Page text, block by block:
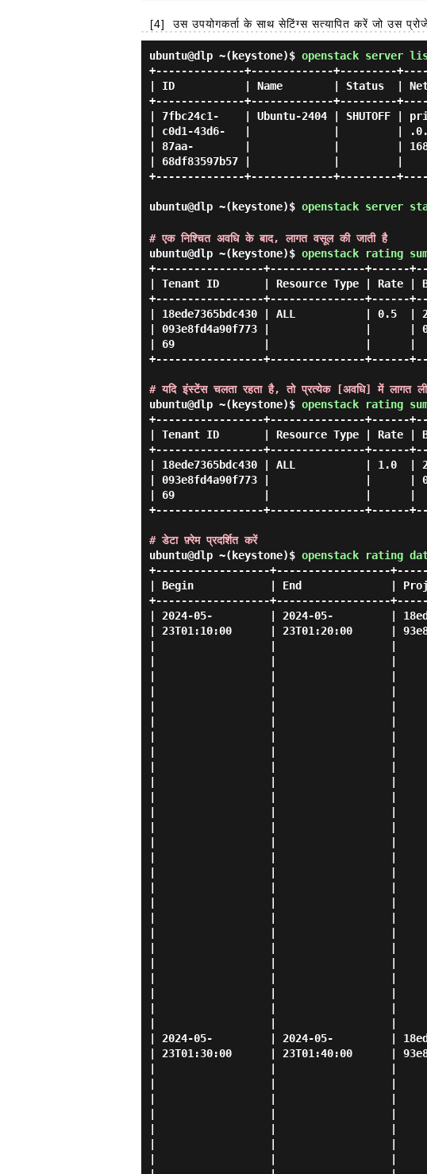
[4] उस उपयोगकर्ता के साथ सेटिंग्स सत्यापित करें जो उस
ubuntu@dlp ~(keystone)$ openstack server
+--------------+-------------+---------
| ID           | Name        | Status  |
+--------------+-------------+---------
| 7fbc24c1-    | Ubuntu-2404 | SHUTOFF |
| c0d1-43d6-   |             |         |
| 87aa-        |             |         |
| 68df83597b57 |             |
+--------------+-------------+---------
ubuntu@dlp ~(keystone)$ openstack server
# एक निश्चित अवधि के बाद, लागत वसूल की जाती है
ubuntu@dlp ~(keystone)$ openstack rating
+-----------------+---------------+------
| Tenant ID       | Resource Type | Rate
+-----------------+---------------+------
| 18ede7365bdc430 | ALL           | 0.5
| 093e8fd4a90f773 |               |      |
| 69              |               |
+-----------------+---------------+------
# यदि इंस्टेंस चलता रहता है, तो प्रत्येक [अवधि] में लागत
ubuntu@dlp ~(keystone)$ openstack rating
+-----------------+---------------+------
| Tenant ID       | Resource Type | Rate
+-----------------+---------------+------
| 18ede7365bdc430 | ALL           | 1.0
| 093e8fd4a90f773 |               |      |
| 69              |               |
+-----------------+---------------+------
# डेटा फ़्रेम प्रदर्शित करें
ubuntu@dlp ~(keystone)$ openstack rating
+------------------+------------------
| Begin            | End              |
+------------------+------------------
| 2024-05-         | 2024-05-         |
| 23T01:10:00      | 23T01:20:00      |
|                  |                  |
|                  |                  |
|                  |                  |
|                  |                  |
|                  |                  |
|                  |                  |
|                  |                  |
|                  |                  |
|                  |                  |
|                  |                  |
|                  |                  |
|                  |                  |
|                  |                  |
|                  |                  |
|                  |                  |
|                  |                  |
|                  |                  |
|                  |                  |
|                  |                  |
|                  |                  |
|                  |                  |
|                  |                  |
|                  |                  |
|                  |                  |
|                  |                  |
|                  |                  |
| 2024-05-         | 2024-05-         |
| 23T01:30:00      | 23T01:40:00      |
|                  |                  |
|                  |                  |
|                  |                  |
|                  |                  |
|                  |                  |
|                  |                  |
|                  |                  |